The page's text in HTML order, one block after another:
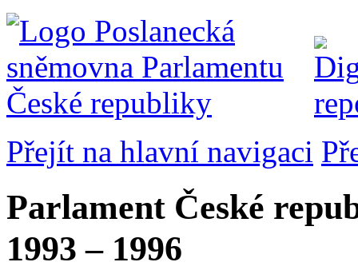
Přejít na hlavní navigaci
Parlament České
1993 – 1996